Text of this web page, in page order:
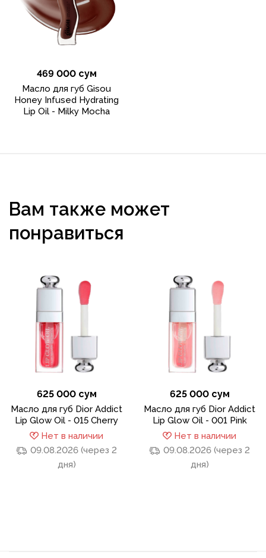
469 000 сум
Масло для губ Gisou
Honey Infused Hydrating
Lip Oil - Milky Mocha
Вам также может
понравиться
625 000 сум
Масло для губ Dior Addict
Lip Glow Oil - 015 Cherry
Нет в наличии
09.08.2026 (через 2
дня)
625 000 сум
Масло для губ Dior Addict
Lip Glow Oil - 001 Pink
Нет в наличии
09.08.2026 (через 2
дня)